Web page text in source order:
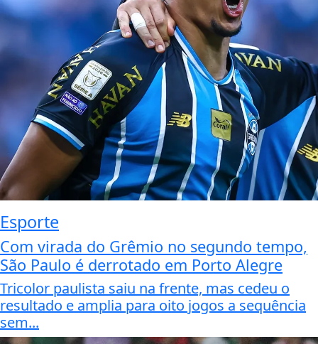
Esporte
Com virada do Grêmio no segundo tempo,
São Paulo é derrotado em Porto Alegre
Tricolor paulista saiu na frente, mas cedeu o
resultado e amplia para oito jogos a sequência
sem...